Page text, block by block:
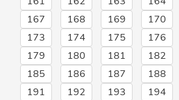
167
168 169 170
173
174 175 176
179
180 181 182
185
186 187 188
191
192 193 194